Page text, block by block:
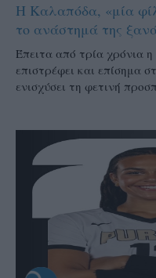
Η Καλαπόδα, «μία
το ανάστημά της
Έπειτα από τρία χρόνια
επιστρέφει και επίσημα
ενισχύσει τη φετινή